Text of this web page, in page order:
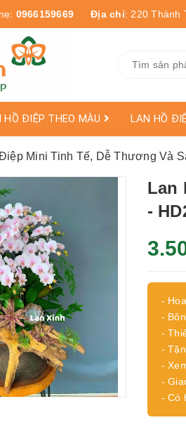
0966159669 Địa chỉ: 220 Thành
HỒ ĐIỆP THEO MÀU LAN HỒ
Mini Tinh Tế, Dễ Thương Và
Lan
-
-
-
-
-
-
-
- Có